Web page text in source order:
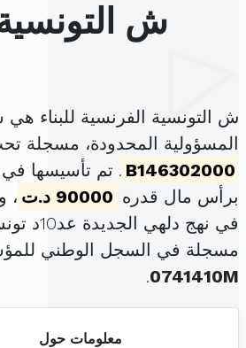
ش
ش التونسية الفرنسية للبناء
المسؤولية المحدودة، مسجلة
B146302000
برأس مال قدره 90000 د.ت
،
في نهج دلهي الجديدة عد10د تونس (
مسجلة في السجل الوطني
0741410M
.
معلومات حول